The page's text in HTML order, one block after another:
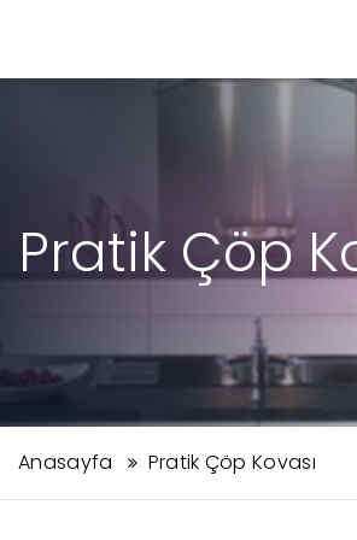
Pratik Çöp
Anasayfa Pratik Çöp Kovası